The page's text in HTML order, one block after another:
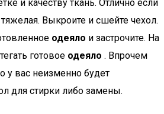
и качеству ткань. Отлично если
Выкроите и сшейте чехол.
одеяло и застрочите. На
готовое одеяло . Впрочем
у вас неизменно будет
для стирки либо замены.